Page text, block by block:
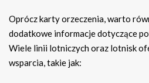
Oprócz karty orzeczenia, warto
dodatkowe informacje dotyczące
Wiele linii lotniczych oraz lotnisk
wsparcia, takie jak: